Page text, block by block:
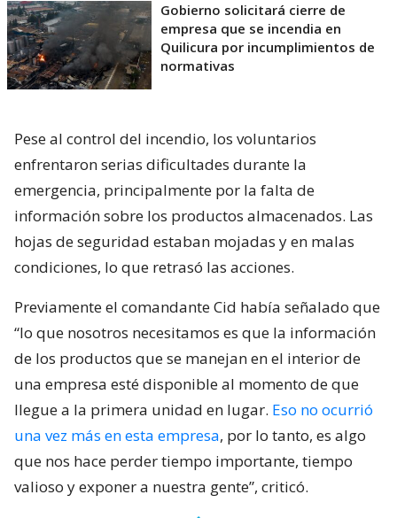
Gobierno solicitará cierre de
empresa que se incendia en
Quilicura por incumplimientos de
normativas
Pese al control del incendio, los voluntarios
enfrentaron serias dificultades durante la
emergencia, principalmente por la falta de
información sobre los productos almacenados. Las
hojas de seguridad estaban mojadas y en malas
condiciones, lo que retrasó las acciones.
Previamente el comandante Cid había señalado que
“lo que nosotros necesitamos es que la información
de los productos que se manejan en el interior de
una empresa esté disponible al momento de que
llegue a la primera unidad en lugar. Eso no ocurrió
una vez más en esta empresa, por lo tanto, es algo
que nos hace perder tiempo importante, tiempo
valioso y exponer a nuestra gente”, criticó.